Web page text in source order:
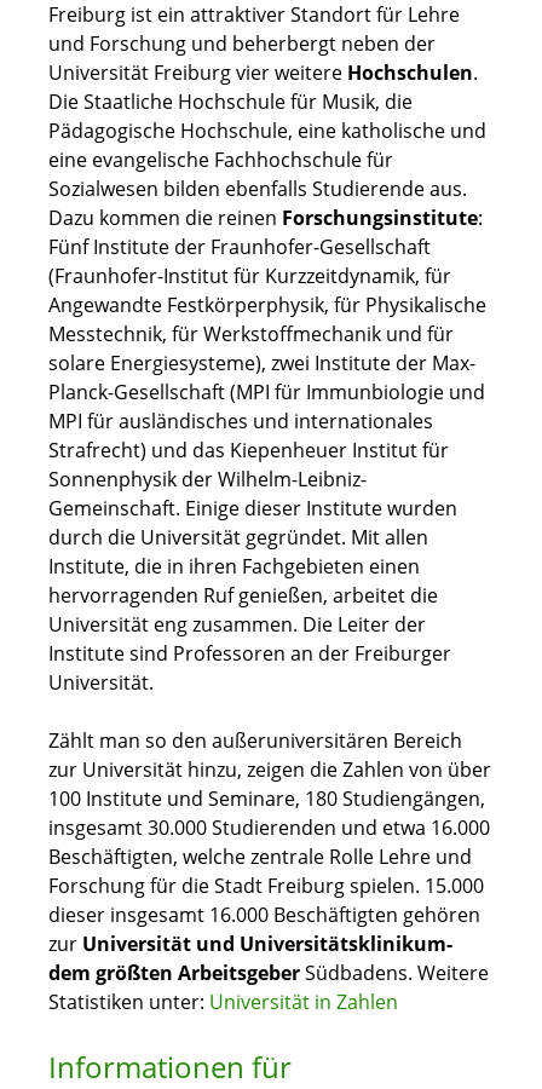
Freiburg ist ein attraktiver Standort für Lehre
und Forschung und beherbergt neben der
Universität Freiburg vier weitere Hochschulen.
Die Staatliche Hochschule für Musik, die
Pädagogische Hochschule, eine katholische und
eine evangelische Fachhochschule für
Sozialwesen bilden ebenfalls Studierende aus.
Dazu kommen die reinen Forschungsinstitute:
Fünf Institute der Fraunhofer-Gesellschaft
(Fraunhofer-Institut für Kurzzeitdynamik, für
Angewandte Festkörperphysik, für Physikalische
Messtechnik, für Werkstoffmechanik und für
solare Energiesysteme), zwei Institute der Max-
Planck-Gesellschaft (MPI für Immunbiologie und
MPI für ausländisches und internationales
Strafrecht) und das Kiepenheuer Institut für
Sonnenphysik der Wilhelm-Leibniz-
Gemeinschaft. Einige dieser Institute wurden
durch die Universität gegründet. Mit allen
Institute, die in ihren Fachgebieten einen
hervorragenden Ruf genießen, arbeitet die
Universität eng zusammen. Die Leiter der
Institute sind Professoren an der Freiburger
Universität.
Zählt man so den außeruniversitären Bereich
zur Universität hinzu, zeigen die Zahlen von über
100 Institute und Seminare, 180 Studiengängen,
insgesamt 30.000 Studierenden und etwa 16.000
Beschäftigten, welche zentrale Rolle Lehre und
Forschung für die Stadt Freiburg spielen. 15.000
dieser insgesamt 16.000 Beschäftigten gehören
zur Universität und Universitätsklinikum-
dem größten ArbeitsgeberSüdbadens. Weitere
Statistiken unter: Universität in Zahlen
Informationen für